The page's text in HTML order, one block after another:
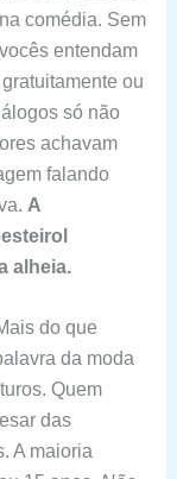
comédia. Sem
vocês entendam
ou
só não
achavam
falando
A
alheia.
do que
da moda
Quem
das
A maioria